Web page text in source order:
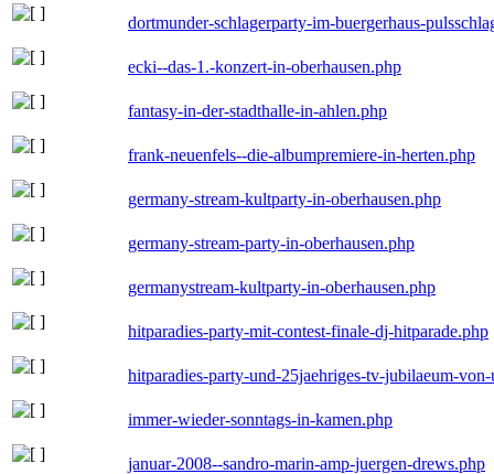
dortmunder-schlagerparty-im-buergerhaus-
ecki--das-1.-konzert-in-oberhausen.php
fantasy-in-der-stadthalle-in-ahlen.php
frank-neuenfels--die-albumpremiere-in-herten.php
germany-stream-kultparty-in-oberhausen.php
germany-stream-party-in-oberhausen.php
germanystream-kultparty-in-oberhausen.php
hitparadies-party-mit-contest-finale-dj-hitparade.php
hitparadies-party-und-25jaehriges-tv-jubilaeum-
immer-wieder-sonntags-in-kamen.php
januar-2008--sandro-marin-amp-juergen-drews.php